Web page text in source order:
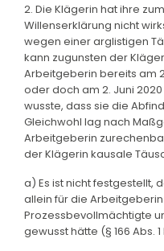
2. Die Klägerin hat ihre
Willenserklärung nicht
wegen einer arglistigen
kann zugunsten der
Arbeitgeberin bereits am
oder doch am 2. Juni
wusste, dass sie die
Gleichwohl lag nach
Arbeitgeberin
der Klägerin kausale
a) Es ist nicht festgestellt,
allein für die
Prozessbevollmächtigte
gewusst hätte (§ 166 Abs. 1